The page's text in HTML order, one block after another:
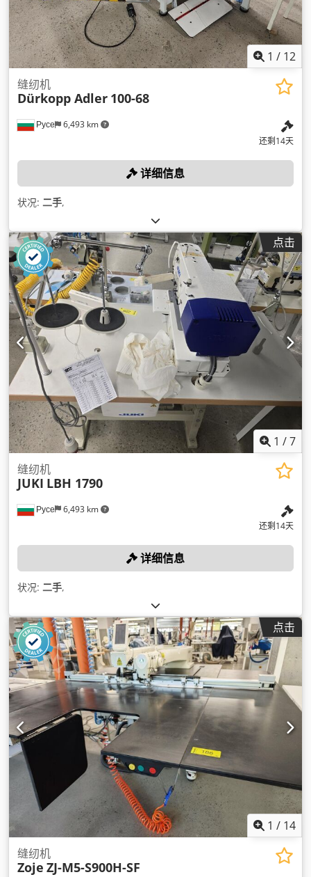
1 / 12
Русе 6,493 km
缝纫机
Dürkopp Adler 100-68
还剩14天
详细信息
状况: 二手,
点击
1 /7
Русе 6,493 km
缝纫机
JUKI LBH 1790
还剩14天
详细信息
状况: 二手,
点击
1 / 14
缝纫机
Zoje ZJ-M5-S900H-SF